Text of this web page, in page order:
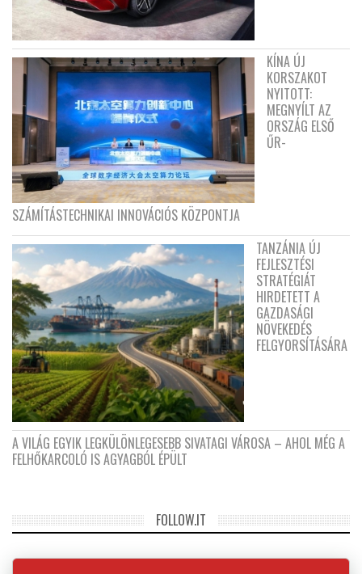
KÍNA ÚJ
KORSZAKOT
NYITOTT:
MEGNYÍLT AZ
ORSZÁG ELSŐ
ŰR-
SZÁMÍTÁSTECHNIKAI INNOVÁCIÓS KÖZPONTJA
TANZÁNIA ÚJ
FEJLESZTÉSI
STRATÉGIÁT
HIRDETETT A
GAZDASÁGI
NÖVEKEDÉS
FELGYORSÍTÁSÁRA
A VILÁG EGYIK LEGKÜLÖNLEGESEBB SIVATAGI VÁROSA – AHOL MÉG A
FELHŐKARCOLÓ IS AGYAGBÓL ÉPÜLT
FOLLOW.IT